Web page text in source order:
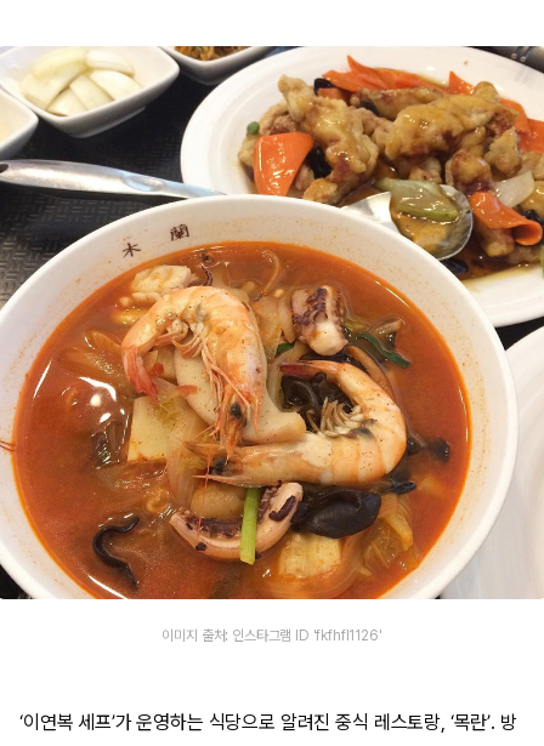
이미지 출처: 인스타그램 ID 'fkfhfl1126'
‘이연복 세프’가 운영하는 식당으로 알려진 중식 레스토랑, ‘목란’. 방